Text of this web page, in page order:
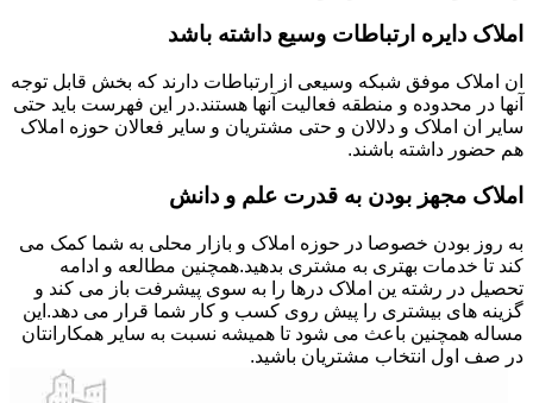
املاک دایره ارتباطات وسیع داشته باشد
ان املاک موفق شبکه وسیعی از ارتباطات دارند که بخش قابل توجه
آنها در محدوده و منطقه فعالیت آنها هستند.در این فهرست باید حتی
سایر ان املاک و دلالان و حتی مشتریان و سایر فعالان حوزه املاک
هم حضور داشته باشند.
املاک مجهز بودن به قدرت علم و دانش
به روز بودن خصوصا در حوزه املاک و بازار محلی به شما کمک می
کند تا خدمات بهتری به مشتری بدهید.همچنین مطالعه و ادامه
تحصیل در رشته ین املاک درها را به سوی پیشرفت باز می کند و
گزینه های بیشتری را پیش روی کسب و کار شما قرار می دهد.این
مساله همچنین باعث می شود تا همیشه نسبت به سایر همکارانتان
در صف اول انتخاب مشتریان باشید.